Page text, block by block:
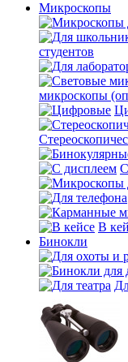
Микроскопы
студентов
микроскопы
В
Бинокли